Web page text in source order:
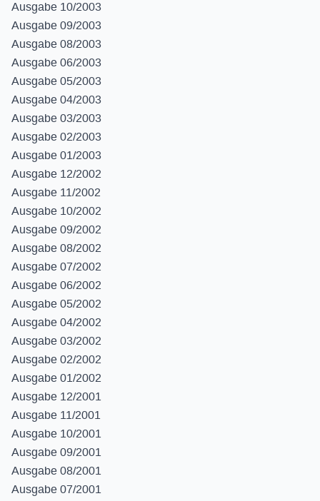
Ausgabe 10/2003
Ausgabe 09/2003
Ausgabe 08/2003
Ausgabe 06/2003
Ausgabe 05/2003
Ausgabe 04/2003
Ausgabe 03/2003
Ausgabe 02/2003
Ausgabe 01/2003
Ausgabe 12/2002
Ausgabe 11/2002
Ausgabe 10/2002
Ausgabe 09/2002
Ausgabe 08/2002
Ausgabe 07/2002
Ausgabe 06/2002
Ausgabe 05/2002
Ausgabe 04/2002
Ausgabe 03/2002
Ausgabe 02/2002
Ausgabe 01/2002
Ausgabe 12/2001
Ausgabe 11/2001
Ausgabe 10/2001
Ausgabe 09/2001
Ausgabe 08/2001
Ausgabe 07/2001